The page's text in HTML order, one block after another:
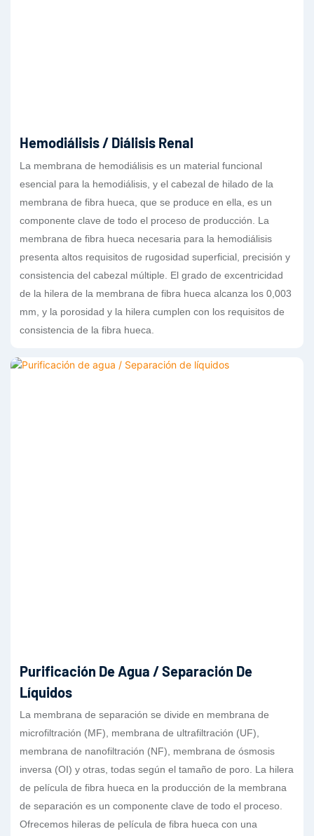
Hemodiálisis / Diálisis Renal
La membrana de hemodiálisis es un material funcional
esencial para la hemodiálisis, y el cabezal de hilado de la
membrana de fibra hueca, que se produce en ella, es un
componente clave de todo el proceso de producción. La
membrana de fibra hueca necesaria para la hemodiálisis
presenta altos requisitos de rugosidad superficial, precisión y
consistencia del cabezal múltiple. El grado de excentricidad
de la hilera de la membrana de fibra hueca alcanza los 0,003
mm, y la porosidad y la hilera cumplen con los requisitos de
consistencia de la fibra hueca.
Purificación De Agua / Separación De
Líquidos
La membrana de separación se divide en membrana de
microfiltración (MF), membrana de ultrafiltración (UF),
membrana de nanofiltración (NF), membrana de ósmosis
inversa (OI) y otras, todas según el tamaño de poro. La hilera
de película de fibra hueca en la producción de la membrana
de separación es un componente clave de todo el proceso.
Ofrecemos hileras de película de fibra hueca con una